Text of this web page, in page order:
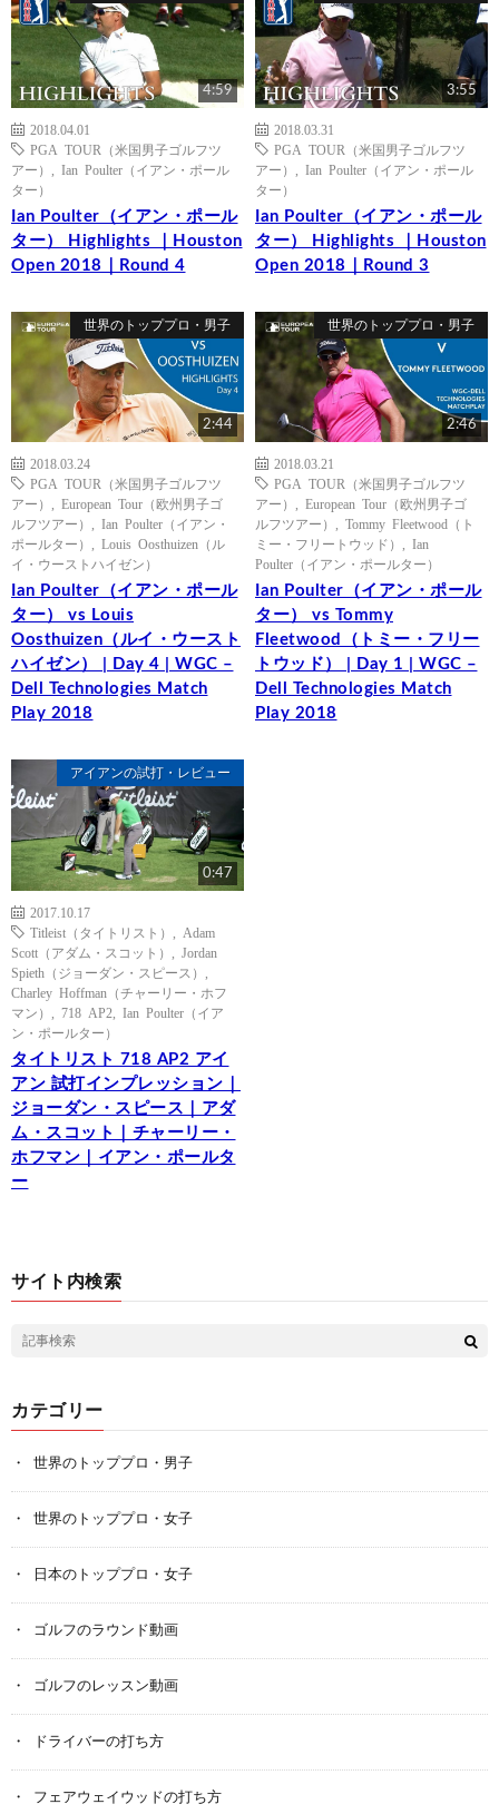
4:59
2018.04.01
PGA TOUR（米国男子ゴルフツ
アー）
Ian Poulter（イアン・ポール
ター）
Ian Poulter（イアン・ポール
ター） Highlights ｜Houston
Open 2018｜Round 4
3:55
2018.03.31
PGA TOUR（米国男子ゴルフツ
アー）
Ian Poulter（イアン・ポール
ター）
Ian Poulter（イアン・ポール
ター） Highlights ｜Houston
Open 2018｜Round 3
世界のトッププロ・男子
2:44
2018.03.24
PGA TOUR（米国男子ゴルフツ
アー）
European Tour（欧州男子ゴ
ルフツアー）
Ian Poulter（イアン・
ポールター）
Louis Oosthuizen（ル
イ・ウーストハイゼン）
Ian Poulter（イアン・ポール
ター） vs Louis
Oosthuizen（ルイ・ウースト
ハイゼン） | Day 4 | WGC –
Dell Technologies Match
Play 2018
世界のトッププロ・男子
2:46
2018.03.21
PGA TOUR（米国男子ゴルフツ
アー）
European Tour（欧州男子ゴ
ルフツアー）
Tommy Fleetwood（ト
ミー・フリートウッド）
Ian
Poulter（イアン・ポールター）
Ian Poulter（イアン・ポール
ター） vs Tommy
Fleetwood（トミー・フリー
トウッド） | Day 1 | WGC –
Dell Technologies Match
Play 2018
アイアンの試打・レビュー
0:47
2017.10.17
Titleist（タイトリスト）
Adam
Scott（アダム・スコット）
Jordan
Spieth（ジョーダン・スピース）
Charley Hoffman（チャーリー・ホフ
マン）
718 AP2
Ian Poulter（イア
ン・ポールター）
タイトリスト 718 AP2 アイ
アン 試打インプレッション｜
ジョーダン・スピース｜アダ
ム・スコット｜チャーリー・
ホフマン｜イアン・ポールタ
ー
サイト内検索
カテゴリー
世界のトッププロ・男子
世界のトッププロ・女子
日本のトッププロ・女子
ゴルフのラウンド動画
ゴルフのレッスン動画
ドライバーの打ち方
フェアウェイウッドの打ち方